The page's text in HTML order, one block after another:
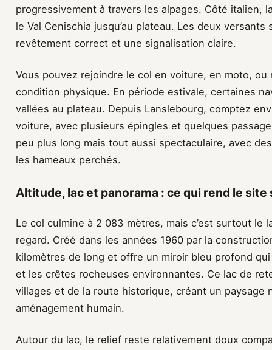
progressivement à travers les alpages. Côté italien,
le Val Cenischia jusqu’au plateau. Les deux
revêtement correct et une signalisation claire.
Vous pouvez rejoindre le col en voiture, en moto, ou
condition physique. En période estivale, certaines
vallées au plateau. Depuis Lanslebourg, comptez
voiture, avec plusieurs épingles et quelques
peu plus long mais tout aussi spectaculaire, avec
les hameaux perchés.
Altitude, lac et panorama : ce qui rend le
Le col culmine à 2 083 mètres, mais c’est surtout
regard. Créé dans les années 1960 par la
kilomètres de long et offre un miroir bleu profond
et les crêtes rocheuses environnantes. Ce lac de
villages et de la route historique, créant un paysage
aménagement humain.
Autour du lac, le relief reste relativement doux